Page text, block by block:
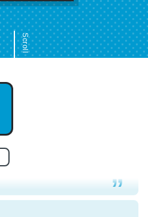
Scroll
レバーなんだろうなと凄く思
原文もお勧め。自分はこの流
Then Covid hit. Shit.
？ by ラーズ・ヌートバー